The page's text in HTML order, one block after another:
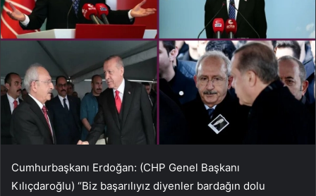
Cumhurbaşkanı Erdoğan: (CHP Genel Başkanı
Kılıçdaroğlu) “Biz başarılıyız diyenler bardağın dolu